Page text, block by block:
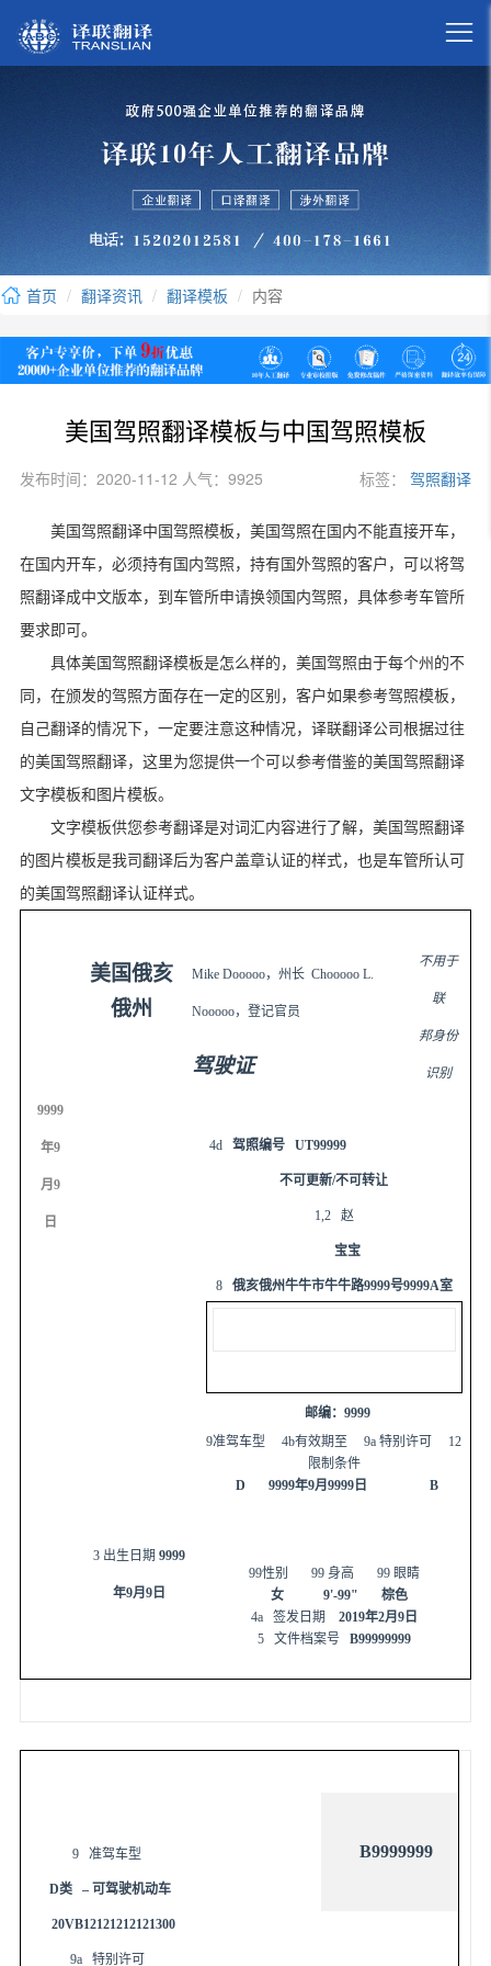

首页 翻译资讯 翻译模板 内容
美国驾照翻译模板与中国驾照模板
发布时间：2020-11-12 人气：9925 标签： 驾照翻译
美国驾照翻译中国驾照模板，美国驾照在国内不能直接开车，
在国内开车，必须持有国内驾照，持有国外驾照的客户，可以将驾
照翻译成中文版本，到车管所申请换领国内驾照，具体参考车管所
要求即可。
具体美国驾照翻译模板是怎么样的，美国驾照由于每个州的不
同，在颁发的驾照方面存在一定的区别，客户如果参考驾照模板，
自己翻译的情况下，一定要注意这种情况，译联翻译公司根据过往
的美国驾照翻译，这里为您提供一个可以参考借鉴的美国驾照翻译
文字模板和图片模板。
文字模板供您参考翻译是对词汇内容进行了解，美国驾照翻译
的图片模板是我司翻译后为客户盖章认证的样式，也是车管所认可
的美国驾照翻译认证样式。
美国俄亥
俄州
Mike Dooooo，州长Chooooo L.
Nooooo，登记官员
不用于
联
邦身份
识别
驾驶证
9999
年9
月 9
日
3 出生日期 9999
年9月 9日
4d驾照编号 UT99999
不可更新/不可转让
1,2 赵
宝宝
8 俄亥俄州牛牛市牛牛路9999号9999A室
邮编： 9999
9准驾车型 4b有效期至 9a特别许可
12
限制条件
D
9999年9月9999 日 B
99性别 99 身高 99 眼睛
女
9'-99"
棕色
4a 签发日期 2019年2月 9日
5 文件档案号 B99999999
B9999999
9准驾车型
D类 –可驾驶机动车
20VB12121212121300
9a 特别许可